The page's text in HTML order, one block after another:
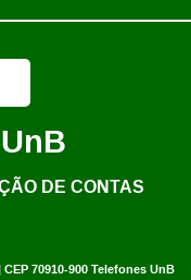
70910-900 Telefones UnB
UnB
DE CONTAS